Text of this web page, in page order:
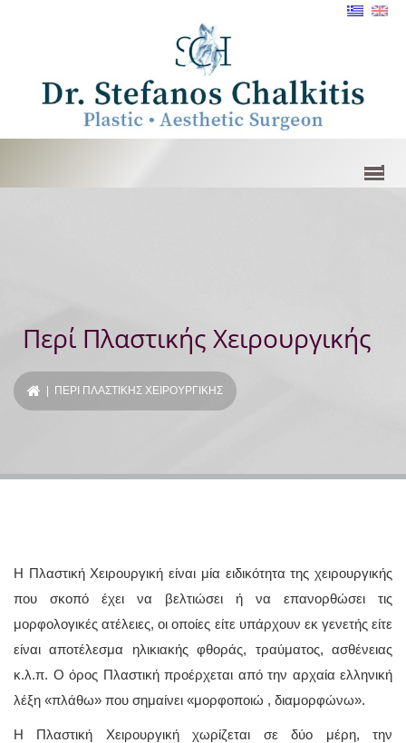
Περί Πλαστικής Χειρουργικής
| ΠΕΡΊ ΠΛΑΣΤΙΚΉΣ ΧΕΙΡΟΥΡΓΙΚΉΣ
Η Πλαστική Χειρουργική είναι μία ειδικότητα της χειρουργικής
που σκοπό έχει να βελτιώσει ή να επανορθώσει τις
μορφολογικές ατέλειες, οι οποίες είτε υπάρχουν εκ γενετής είτε
είναι αποτέλεσμα ηλικιακής φθοράς, τραύματος, ασθένειας
κ.λ.π. Ο όρος Πλαστική προέρχεται από την αρχαία ελληνική
λέξη «πλάθω» που σημαίνει «μορφοποιώ , διαμορφώνω».
Η Πλαστική Χειρουργική χωρίζεται σε δύο μέρη, την